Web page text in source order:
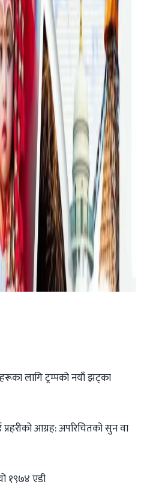
गर्न भिक्टोरियाले बनायो
टोलीका लागि
युवा
संस्करणमा कृष्ण कार्की
हुँदै
लागि ट्रम्पको नयाँ झट्का
आग्रह: अपरिचितको सुन वा
१९७४ एडी